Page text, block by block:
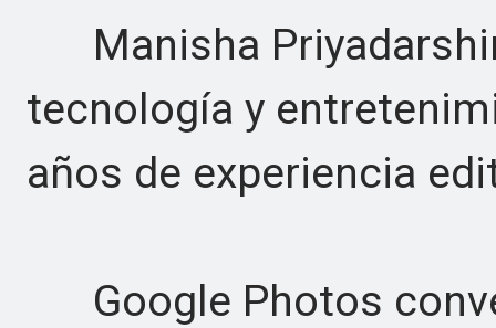
Manisha
tecnología y
años de experiencia
Google Photos